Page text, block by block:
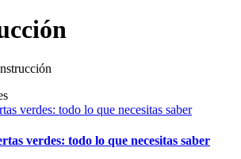
verdes: todo lo que necesitas saber
verdes: todo lo que necesitas saber